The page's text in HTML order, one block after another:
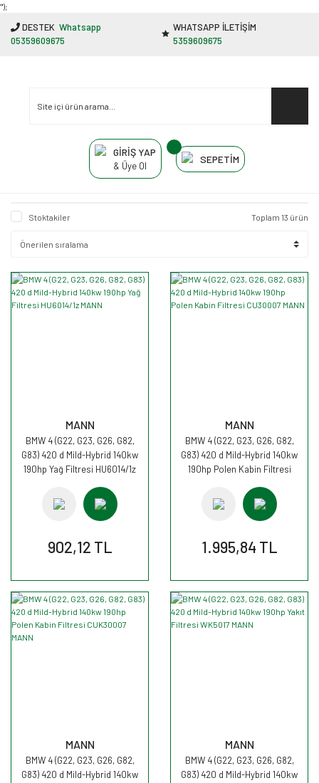
"');
DESTEK Whatsapp
05359609675
WHATSAPP İLETİŞİM
5359609675
GİRİŞ YAP
& Üye Ol
SEPETİM
Stoktakiler Toplam 13 ürün
MANN
BMW 4 (G22, G23, G26, G82,
G83) 420 d Mild-Hybrid 140kw
190hp Yağ Filtresi HU6014/1z
902,12 TL
MANN
BMW 4 (G22, G23, G26, G82,
G83) 420 d Mild-Hybrid 140kw
190hp Polen Kabin Filtresi
1.995,84 TL
MANN
BMW 4 (G22, G23, G26, G82,
G83) 420 d Mild-Hybrid 140kw
MANN
BMW 4 (G22, G23, G26, G82,
G83) 420 d Mild-Hybrid 140kw